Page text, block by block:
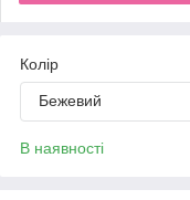
Колір
Бежевий
В наявності